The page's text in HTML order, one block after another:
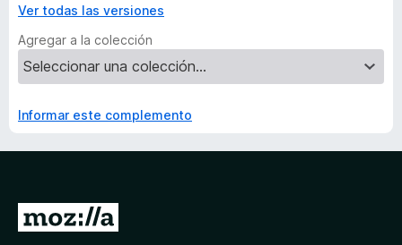
Ver todas las versiones
Agregar a la colección
Informar este complemento